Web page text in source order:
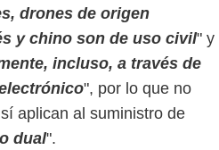
drones de origen
y chino son de uso civil" y
incluso, a través de
", por lo que no
aplican al suministro de
dual".